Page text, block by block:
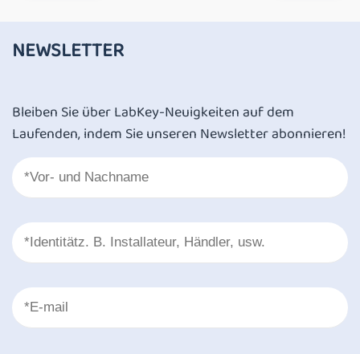
NEWSLETTER
Bleiben Sie über LabKey-Neuigkeiten auf dem
Laufenden, indem Sie unseren Newsletter abonnieren!